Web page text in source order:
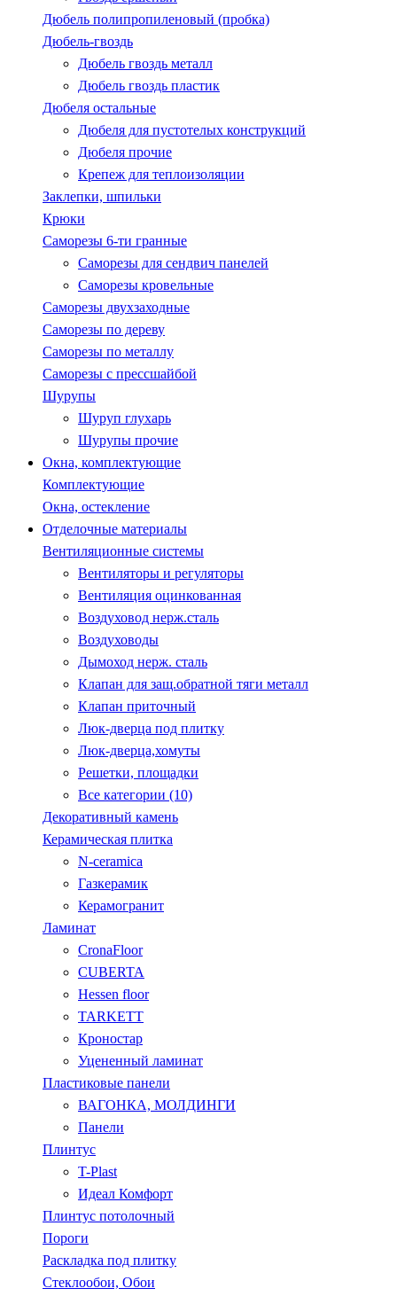
Дюбель полипропиленовый (пробка)
Дюбель-гвоздь
Дюбель гвоздь металл
Дюбель гвоздь пластик
Дюбеля остальные
Дюбеля для пустотелых конструкций
Дюбеля прочие
Крепеж для теплоизоляции
Заклепки, шпильки
Крюки
Саморезы 6-ти гранные
Саморезы для сендвич панелей
Саморезы кровельные
Саморезы двухзаходные
Саморезы по дереву
Саморезы по металлу
Саморезы с пресcшайбой
Шурупы
Шуруп глухарь
Шурупы прочие
Окна, комплектующие
Комплектующие
Окна, остекление
Отделочные материалы
Вентиляционные системы
Вентиляторы и регуляторы
Вентиляция оцинкованная
Воздуховод нерж.сталь
Воздуховоды
Дымоход нерж. сталь
Клапан для защ.обратной тяги металл
Клапан приточный
Люк-дверца под плитку
Люк-дверца,хомуты
Решетки, площадки
Все категории (10)
Декоративный камень
Керамическая плитка
N-ceramica
Газкерамик
Керамогранит
Ламинат
CronaFloor
CUBERTA
Hessen floor
TARKETT
Кроностар
Уцененный ламинат
Пластиковые панели
ВАГОНКА, МОЛДИНГИ
Панели
Плинтус
T-Plast
Идеал Комфорт
Плинтус потолочный
Пороги
Раскладка под плитку
Стеклообои, Обои